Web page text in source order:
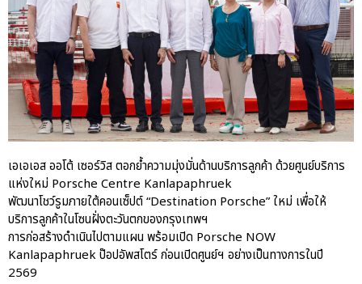
ปอร์เช่ เอเอเอสฯ พลิกแนวคิด
After Sale สู่ Porsche Ownership
Experience แบบครบวงจร ผ่าน
เบนท์ลีย์ มอเตอร์ส ตีความ
‘Bentley Diamond’ ใหม่ ดีไซน์
ระดับซิกเนเจอร์ในยนตรกรรม
EV รุ่นแรก พร้อมเปิดตัวกันยายน
นี้
ปอร์เช่ เอเอเอสฯ ยกประสบการณ์
เอเอเอส ออโต้ เซอร์วิส ตอกย้ำความมุ่งมั่นด้านบริการลูกค้า ด้วยศูนย์บริการ
แห่งใหม่ Porsche Centre Kanlapaphruek
พัฒนาโชว์รูมภายใต้คอนเซ็ปต์ “Destination Porsche” ใหม่ เพื่อให้
บริการลูกค้าในโซนฝั่งตะวันตกของกรุงเทพฯ
การก่อสร้างดำเนินไปตามแผน พร้อมเปิด Porsche NOW
Kanlapaphruek ป๊อปอัพสโตร์ ก่อนเปิดศูนย์ฯ อย่างเป็นทางการในปี
2569